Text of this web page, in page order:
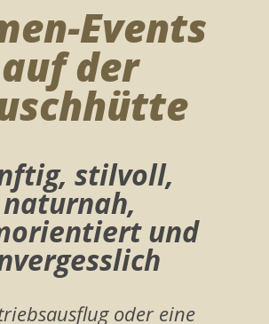
Events
auf der
stilvoll,
naturnah,
und
oder eine